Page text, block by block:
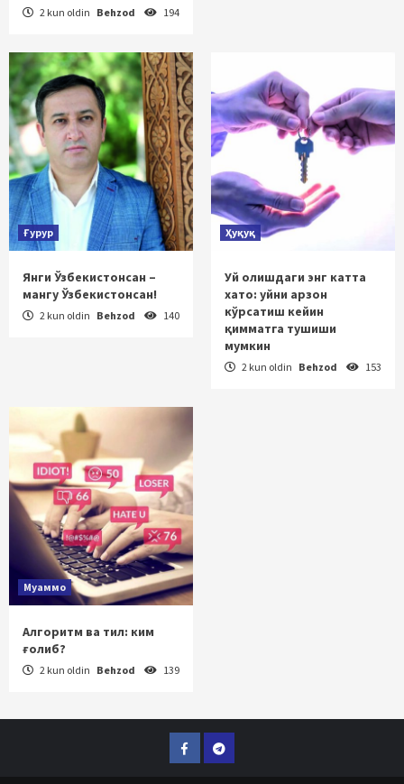
2 kun oldin Behzod 194
Ғурур
Янги Ўзбекистонсан –
мангу Ўзбекистонсан!
2 kun oldin Behzod 140
Ҳуқуқ
Уй олишдаги энг катта
хато: уйни арзон
кўрсатиш кейин
қимматга тушиши
мумкин
2 kun oldin Behzod 153
Муаммо
Алгоритм ва тил: ким
ғолиб?
2 kun oldin Behzod 139
FacebookTelegram